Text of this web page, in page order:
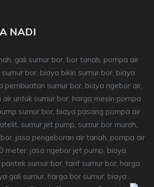
NADI
gali sumur bor, bor tanah, pompa air
bor, biaya bikin sumur bor, biaya
pembuatan sumur bor, biaya ngebor air,
untuk sumur bor, harga mesin pompa
sumur bor, biaya pasang pompa air
sumur jet pump, sumur bor murah,
jasa pengeboran air tanah, pompa air
meter, jasa ngebor jet pump, biaya
sumur bor, tarif sumur bor, harga
gali sumur, harga bor sumur, biaya